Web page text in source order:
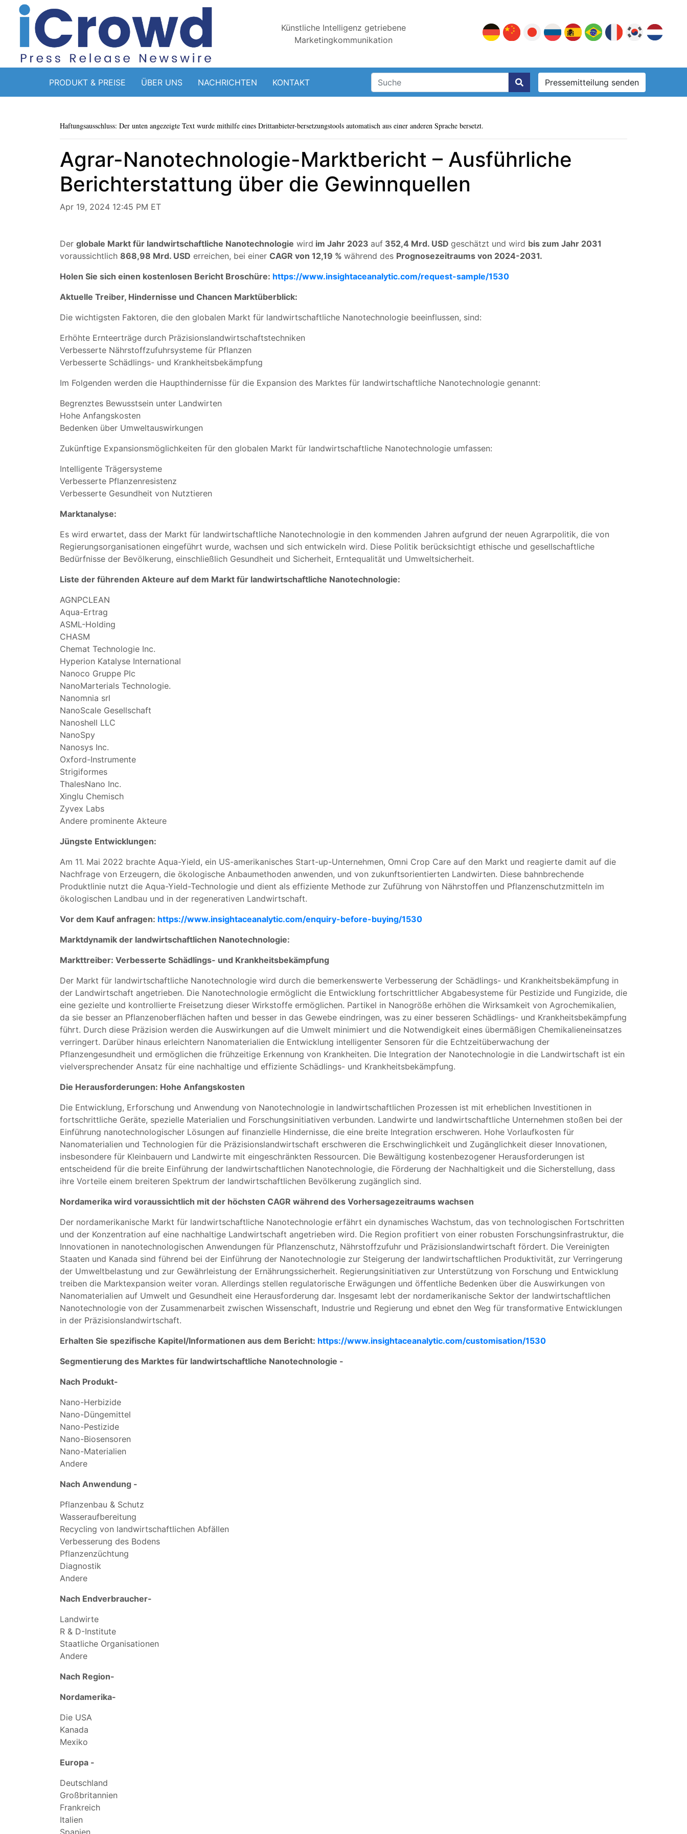
Künstliche Intelligenz getriebene
Marketingkommunikation
PRODUKT & PREISE ÜBER UNS NACHRICHTEN KONTAKT Pressemitteilung senden
Haftungsausschluss: Der unten angezeigte Text wurde mithilfe eines Drittanbieter-bersetzungstools automatisch aus einer anderen Sprache bersetzt.
Agrar-Nanotechnologie-Marktbericht – Ausführliche
Berichterstattung über die Gewinnquellen
Apr 19, 2024 12:45 PM ET
Der globale Markt für landwirtschaftliche Nanotechnologie wird im Jahr 2023 auf 352,4 Mrd. USD geschätzt und wird bis zum Jahr 2031
voraussichtlich 868,98 Mrd. USD erreichen, bei einer CAGR von 12,19 % während des Prognosezeitraums von 2024-2031.
Holen Sie sich einen kostenlosen Bericht Broschüre: https://www.insightaceanalytic.com/request-sample/1530
Aktuelle Treiber, Hindernisse und Chancen Marktüberblick:
Die wichtigsten Faktoren, die den globalen Markt für landwirtschaftliche Nanotechnologie beeinflussen, sind:
Erhöhte Ernteerträge durch Präzisionslandwirtschaftstechniken
Verbesserte Nährstoffzufuhrsysteme für Pflanzen
Verbesserte Schädlings- und Krankheitsbekämpfung
Im Folgenden werden die Haupthindernisse für die Expansion des Marktes für landwirtschaftliche Nanotechnologie genannt:
Begrenztes Bewusstsein unter Landwirten
Hohe Anfangskosten
Bedenken über Umweltauswirkungen
Zukünftige Expansionsmöglichkeiten für den globalen Markt für landwirtschaftliche Nanotechnologie umfassen:
Intelligente Trägersysteme
Verbesserte Pflanzenresistenz
Verbesserte Gesundheit von Nutztieren
Marktanalyse:
Es wird erwartet, dass der Markt für landwirtschaftliche Nanotechnologie in den kommenden Jahren aufgrund der neuen Agrarpolitik, die von
Regierungsorganisationen eingeführt wurde, wachsen und sich entwickeln wird. Diese Politik berücksichtigt ethische und gesellschaftliche
Bedürfnisse der Bevölkerung, einschließlich Gesundheit und Sicherheit, Erntequalität und Umweltsicherheit.
Liste der führenden Akteure auf dem Markt für landwirtschaftliche Nanotechnologie:
AGNPCLEAN
Aqua-Ertrag
ASML-Holding
CHASM
Chemat Technologie Inc.
Hyperion Katalyse International
Nanoco Gruppe Plc
NanoMarterials Technologie.
Nanomnia srl
NanoScale Gesellschaft
Nanoshell LLC
NanoSpy
Nanosys Inc.
Oxford-Instrumente
Strigiformes
ThalesNano Inc.
Xinglu Chemisch
Zyvex Labs
Andere prominente Akteure
Jüngste Entwicklungen:
Am 11. Mai 2022 brachte Aqua-Yield, ein US-amerikanisches Start-up-Unternehmen, Omni Crop Care auf den Markt und reagierte damit auf die
Nachfrage von Erzeugern, die ökologische Anbaumethoden anwenden, und von zukunftsorientierten Landwirten. Diese bahnbrechende
Produktlinie nutzt die Aqua-Yield-Technologie und dient als effiziente Methode zur Zuführung von Nährstoffen und Pflanzenschutzmitteln im
ökologischen Landbau und in der regenerativen Landwirtschaft.
Vor dem Kauf anfragen: https://www.insightaceanalytic.com/enquiry-before-buying/1530
Marktdynamik der landwirtschaftlichen Nanotechnologie:
Markttreiber: Verbesserte Schädlings- und Krankheitsbekämpfung
Der Markt für landwirtschaftliche Nanotechnologie wird durch die bemerkenswerte Verbesserung der Schädlings- und Krankheitsbekämpfung in
der Landwirtschaft angetrieben. Die Nanotechnologie ermöglicht die Entwicklung fortschrittlicher Abgabesysteme für Pestizide und Fungizide, die
eine gezielte und kontrollierte Freisetzung dieser Wirkstoffe ermöglichen. Partikel in Nanogröße erhöhen die Wirksamkeit von Agrochemikalien,
da sie besser an Pflanzenoberflächen haften und besser in das Gewebe eindringen, was zu einer besseren Schädlings- und Krankheitsbekämpfung
führt. Durch diese Präzision werden die Auswirkungen auf die Umwelt minimiert und die Notwendigkeit eines übermäßigen Chemikalieneinsatzes
verringert. Darüber hinaus erleichtern Nanomaterialien die Entwicklung intelligenter Sensoren für die Echtzeitüberwachung der
Pflanzengesundheit und ermöglichen die frühzeitige Erkennung von Krankheiten. Die Integration der Nanotechnologie in die Landwirtschaft ist ein
vielversprechender Ansatz für eine nachhaltige und effiziente Schädlings- und Krankheitsbekämpfung.
Die Herausforderungen: Hohe Anfangskosten
Die Entwicklung, Erforschung und Anwendung von Nanotechnologie in landwirtschaftlichen Prozessen ist mit erheblichen Investitionen in
fortschrittliche Geräte, spezielle Materialien und Forschungsinitiativen verbunden. Landwirte und landwirtschaftliche Unternehmen stoßen bei der
Einführung nanotechnologischer Lösungen auf finanzielle Hindernisse, die eine breite Integration erschweren. Hohe Vorlaufkosten für
Nanomaterialien und Technologien für die Präzisionslandwirtschaft erschweren die Erschwinglichkeit und Zugänglichkeit dieser Innovationen,
insbesondere für Kleinbauern und Landwirte mit eingeschränkten Ressourcen. Die Bewältigung kostenbezogener Herausforderungen ist
entscheidend für die breite Einführung der landwirtschaftlichen Nanotechnologie, die Förderung der Nachhaltigkeit und die Sicherstellung, dass
ihre Vorteile einem breiteren Spektrum der landwirtschaftlichen Bevölkerung zugänglich sind.
Nordamerika wird voraussichtlich mit der höchsten CAGR während des Vorhersagezeitraums wachsen
Der nordamerikanische Markt für landwirtschaftliche Nanotechnologie erfährt ein dynamisches Wachstum, das von technologischen Fortschritten
und der Konzentration auf eine nachhaltige Landwirtschaft angetrieben wird. Die Region profitiert von einer robusten Forschungsinfrastruktur, die
Innovationen in nanotechnologischen Anwendungen für Pflanzenschutz, Nährstoffzufuhr und Präzisionslandwirtschaft fördert. Die Vereinigten
Staaten und Kanada sind führend bei der Einführung der Nanotechnologie zur Steigerung der landwirtschaftlichen Produktivität, zur Verringerung
der Umweltbelastung und zur Gewährleistung der Ernährungssicherheit. Regierungsinitiativen zur Unterstützung von Forschung und Entwicklung
treiben die Marktexpansion weiter voran. Allerdings stellen regulatorische Erwägungen und öffentliche Bedenken über die Auswirkungen von
Nanomaterialien auf Umwelt und Gesundheit eine Herausforderung dar. Insgesamt lebt der nordamerikanische Sektor der landwirtschaftlichen
Nanotechnologie von der Zusammenarbeit zwischen Wissenschaft, Industrie und Regierung und ebnet den Weg für transformative Entwicklungen
in der Präzisionslandwirtschaft.
Erhalten Sie spezifische Kapitel/Informationen aus dem Bericht: https://www.insightaceanalytic.com/customisation/1530
Segmentierung des Marktes für landwirtschaftliche Nanotechnologie -
Nach Produkt-
Nano-Herbizide
Nano-Düngemittel
Nano-Pestizide
Nano-Biosensoren
Nano-Materialien
Andere
Nach Anwendung -
Pflanzenbau & Schutz
Wasseraufbereitung
Recycling von landwirtschaftlichen Abfällen
Verbesserung des Bodens
Pflanzenzüchtung
Diagnostik
Andere
Nach Endverbraucher-
Landwirte
R & D-Institute
Staatliche Organisationen
Andere
Nach Region-
Nordamerika-
Die USA
Kanada
Mexiko
Europa -
Deutschland
Großbritannien
Frankreich
Italien
Spanien